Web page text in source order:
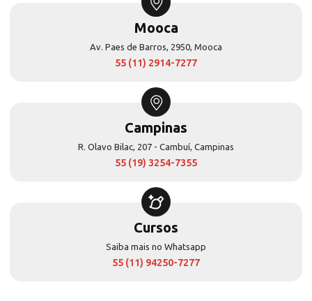
Mooca
Av. Paes de Barros, 2950, Mooca
55 (11) 2914-7277
Campinas
R. Olavo Bilac, 207 - Cambuí, Campinas
55 (19) 3254-7355
Cursos
Saiba mais no Whatsapp
55 (11) 94250-7277